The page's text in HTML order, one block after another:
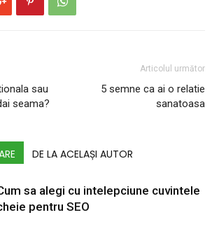
sau
seama?
Articolul următor
5 semne ca ai o relatie
sanatoasa
DE LA ACELAȘI AUTOR
sa alegi cu intelepciune cuvintele
pentru SEO